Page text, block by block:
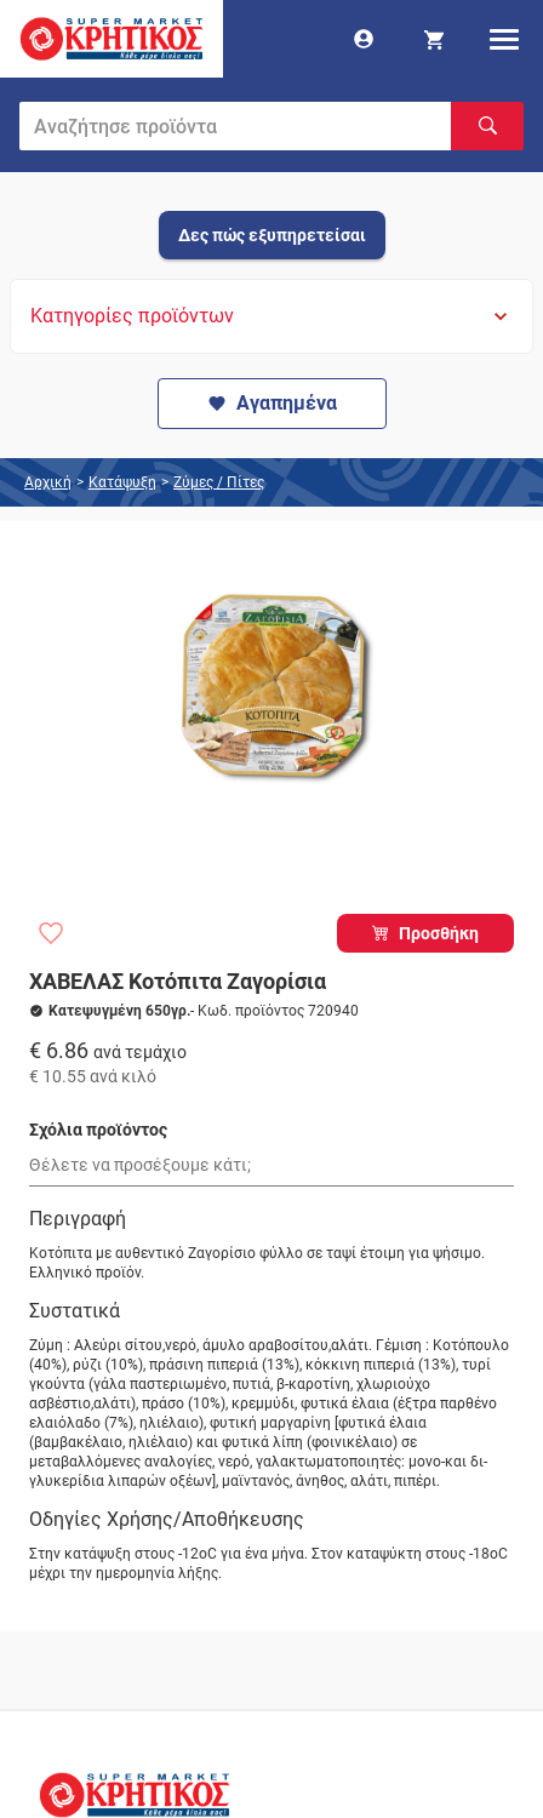
Δες πώς εξυπηρετείσαι
Κατηγορίες προϊόντων
Αγαπημένα
Αρχική > Κατάψυξη > Ζύμες / Πίτες
Προσθήκη
ΧΑΒΕΛΑΣ Κοτόπιτα Ζαγορίσια
Κατεψυγμένη 650γρ.- Κωδ. προϊόντος 720940
€ 6.86 ανά τεμάχιο
€ 10.55ανά κιλό
Σχόλια προϊόντος
Περιγραφή
Κοτόπιτα με αυθεντικό Ζαγορίσιο φύλλο σε ταψί έτοιμη για ψήσιμο.
Ελληνικό προϊόν.
Συστατικά
Ζύμη : Αλεύρι σίτου,νερό, άμυλο αραβοσίτου,αλάτι. Γέμιση : Κοτόπουλο
(40%), ρύζι (10%), πράσινη πιπεριά (13%), κόκκινη πιπεριά (13%), τυρί
γκούντα (γάλα παστεριωμένο, πυτιά, β-καροτίνη, χλωριούχο
ασβέστιο,αλάτι), πράσο (10%), κρεμμύδι, φυτικά έλαια (έξτρα παρθένο
ελαιόλαδο (7%), ηλιέλαιο), φυτική μαργαρίνη [φυτικά έλαια
(βαμβακέλαιο, ηλιέλαιο) και φυτικά λίπη (φοινικέλαιο) σε
μεταβαλλόμενες αναλογίες, νερό, γαλακτωματοποιητές: μονο-και δι-
γλυκερίδια λιπαρών οξέων], μαϊντανός, άνηθος, αλάτι, πιπέρι.
Οδηγίες Χρήσης/Αποθήκευσης
Στην κατάψυξη στους -12oC για ένα μήνα. Στον καταψύκτη στους -18oC
μέχρι την ημερομηνία λήξης.